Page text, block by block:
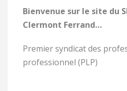
Bienvenue sur le site du
Clermont Ferrand…
Premier syndicat des
professionnel (PLP)